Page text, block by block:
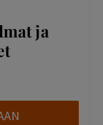
ja